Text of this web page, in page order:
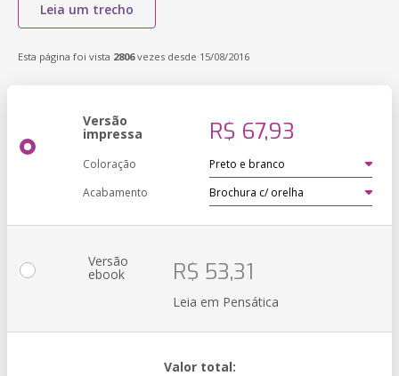
Leia um trecho
Esta página foi vista 2806vezes desde 15/08/2016
Versão
impressa R$ 67,93
Coloração
Acabamento
Versão
ebook R$ 53,31
Leia em Pensática
Valor total: